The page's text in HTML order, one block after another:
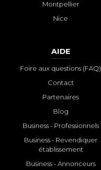
Montpellier
Nice
AIDE
Foire aux questions (FAQ)
Contact
Partenaires
Blog
Business - Professionnels
Business - Revendiquer
établissement
Business - Annonceurs